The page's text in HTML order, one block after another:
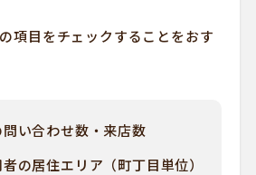
項目をチェックすることをおす
い合わせ数・来店数
の居住エリア（町丁目単位）